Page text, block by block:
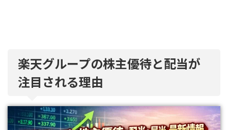
楽天グループの株主優待と配当が
注目される理由